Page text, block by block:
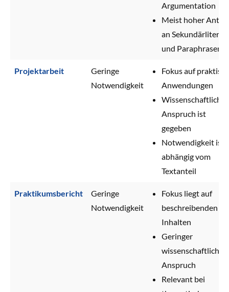
Argumentation
Meist hoher Anteil
an
und Paraphrasen
Projektarbeit
Geringe
Notwendigkeit
Fokus auf
Anwendungen
Wissenschaftlicher
Anspruch ist
gegeben
Notwendigkeit ist
abhängig vom
Textanteil
Praktikumsbericht
Geringe
Notwendigkeit
Fokus liegt auf
beschreibenden
Inhalten
Geringer
wissenschaftlicher
Anspruch
Relevant bei